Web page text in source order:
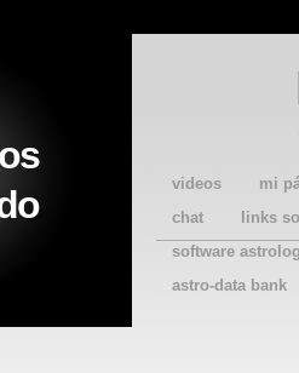
videos
mi
chat
links
software
astro-data bank